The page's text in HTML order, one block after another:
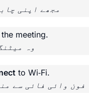
مجھے اپنی
meeting.
وہ
to Wi‑Fi.
فون وائی فائی سے